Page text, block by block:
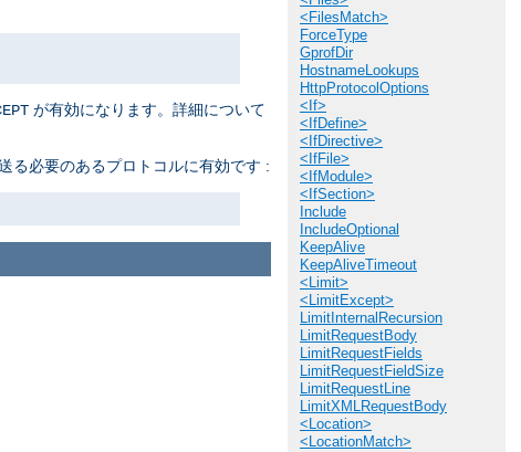
<FilesMatch>
ForceType
GprofDir
HostnameLookups
HttpProtocolOptions
<If>
<IfDefine>
<IfDirective>
<IfFile>
<IfModule>
<IfSection>
Include
IncludeOptional
KeepAlive
KeepAliveTimeout
<Limit>
<LimitExcept>
LimitInternalRecursion
LimitRequestBody
LimitRequestFields
LimitRequestFieldSize
LimitRequestLine
LimitXMLRequestBody
<Location>
<LocationMatch>
が有効になります。詳細について
る必要のあるプロトコルに有効です :